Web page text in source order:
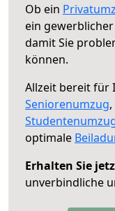
Ob ein
ein
damit Sie
können.
Allzeit bereit für
Seniorenumzug,
optimale
Erhalten Sie
unverbindliche